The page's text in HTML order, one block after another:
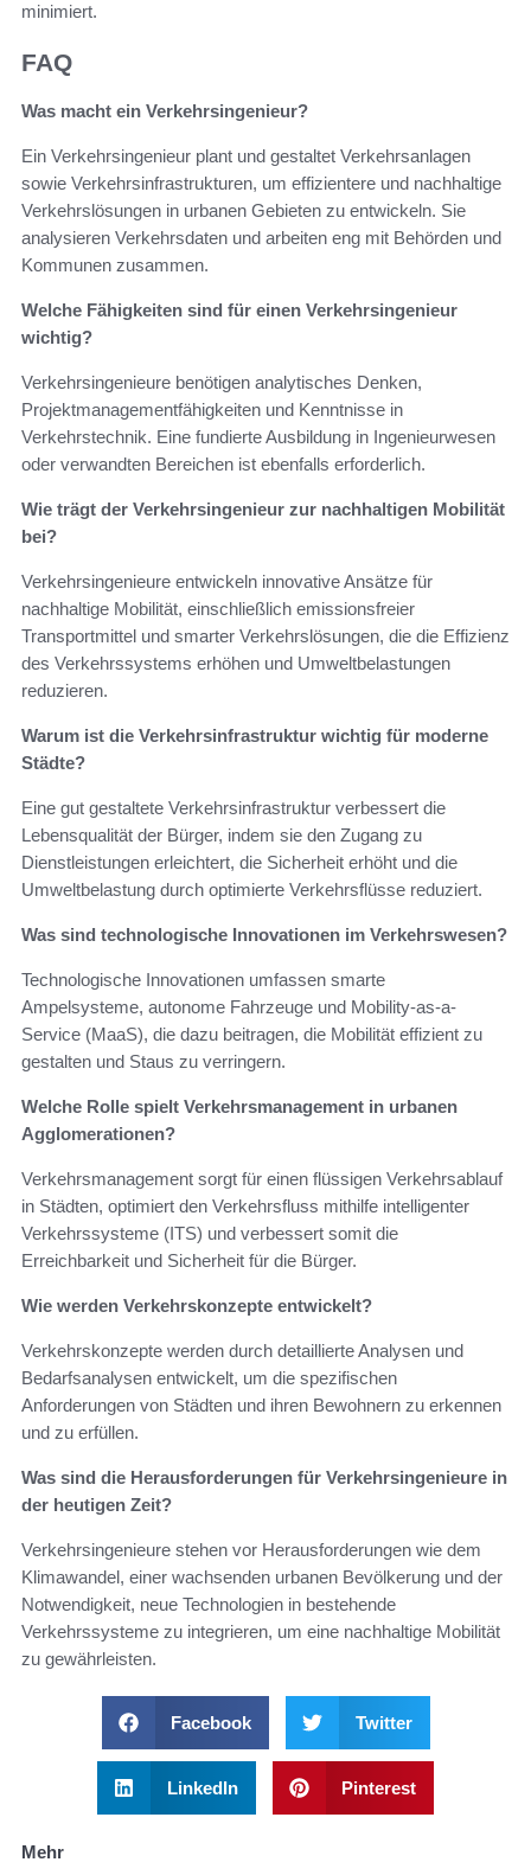
minimiert.
FAQ
Was macht ein Verkehrsingenieur?
Ein Verkehrsingenieur plant und gestaltet Verkehrsanlagen
sowie Verkehrsinfrastrukturen, um effizientere und nachhaltige
Verkehrslösungen in urbanen Gebieten zu entwickeln. Sie
analysieren Verkehrsdaten und arbeiten eng mit Behörden und
Kommunen zusammen.
Welche Fähigkeiten sind für einen Verkehrsingenieur
wichtig?
Verkehrsingenieure benötigen analytisches Denken,
Projektmanagementfähigkeiten und Kenntnisse in
Verkehrstechnik. Eine fundierte Ausbildung in Ingenieurwesen
oder verwandten Bereichen ist ebenfalls erforderlich.
Wie trägt der Verkehrsingenieur zur nachhaltigen Mobilität
bei?
Verkehrsingenieure entwickeln innovative Ansätze für
nachhaltige Mobilität, einschließlich emissionsfreier
Transportmittel und smarter Verkehrslösungen, die die Effizienz
des Verkehrssystems erhöhen und Umweltbelastungen
reduzieren.
Warum ist die Verkehrsinfrastruktur wichtig für moderne
Städte?
Eine gut gestaltete Verkehrsinfrastruktur verbessert die
Lebensqualität der Bürger, indem sie den Zugang zu
Dienstleistungen erleichtert, die Sicherheit erhöht und die
Umweltbelastung durch optimierte Verkehrsflüsse reduziert.
Was sind technologische Innovationen im Verkehrswesen?
Technologische Innovationen umfassen smarte
Ampelsysteme, autonome Fahrzeuge und Mobility-as-a-
Service (MaaS), die dazu beitragen, die Mobilität effizient zu
gestalten und Staus zu verringern.
Welche Rolle spielt Verkehrsmanagement in urbanen
Agglomerationen?
Verkehrsmanagement sorgt für einen flüssigen Verkehrsablauf
in Städten, optimiert den Verkehrsfluss mithilfe intelligenter
Verkehrssysteme (ITS) und verbessert somit die
Erreichbarkeit und Sicherheit für die Bürger.
Wie werden Verkehrskonzepte entwickelt?
Verkehrskonzepte werden durch detaillierte Analysen und
Bedarfsanalysen entwickelt, um die spezifischen
Anforderungen von Städten und ihren Bewohnern zu erkennen
und zu erfüllen.
Was sind die Herausforderungen für Verkehrsingenieure in
der heutigen Zeit?
Verkehrsingenieure stehen vor Herausforderungen wie dem
Klimawandel, einer wachsenden urbanen Bevölkerung und der
Notwendigkeit, neue Technologien in bestehende
Verkehrssysteme zu integrieren, um eine nachhaltige Mobilität
zu gewährleisten.
Facebook Twitter
LinkedIn Pinterest
Mehr